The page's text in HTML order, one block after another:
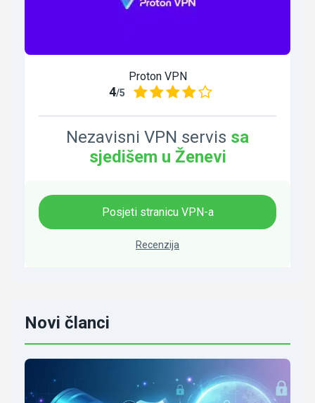
Proton VPN
4/5
Nezavisni VPN servis sa
sjedišem u Ženevi
Posjeti stranicu VPN-a
Recenzija
Novi članci